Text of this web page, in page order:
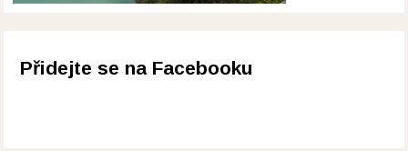
Přidejte se na Facebooku